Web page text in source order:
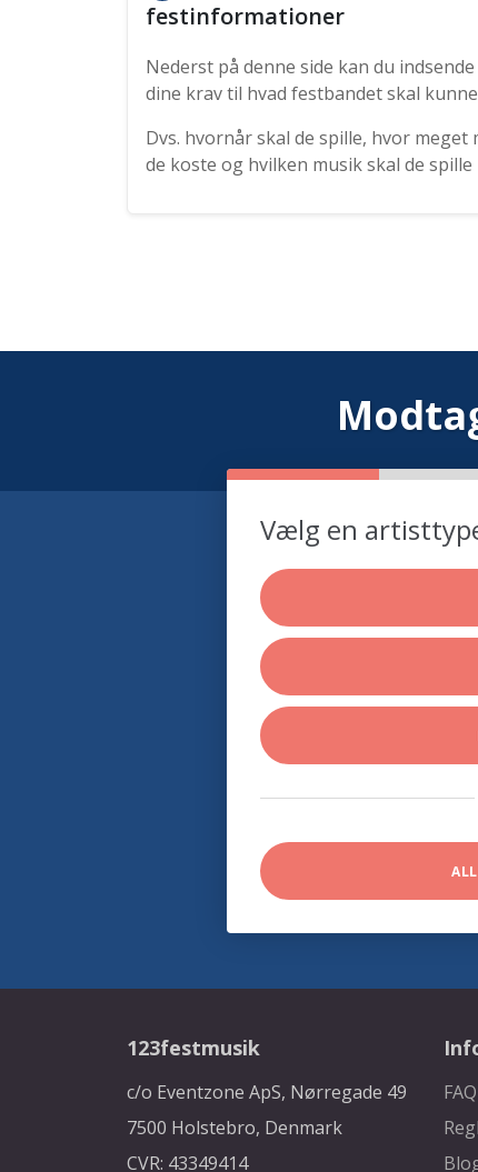
festinformationer
Nederst på denne side kan du indsende
dine krav til hvad festbandet skal kunne
Dvs. hvornår skal de spille, hvor meget
de koste og hvilken musik skal de spille
Vælg en
123festmusik
c/o Eventzone ApS, Nørregade 49
7500 Holstebro, Denmark
CVR: 43349414
FAQ